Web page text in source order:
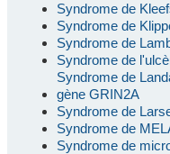
Syndrome de
Syndrome de
Syndrome de
Syndrome de
Syndrome de
gène GRIN2A
Syndrome de
Syndrome de
Syndrome de